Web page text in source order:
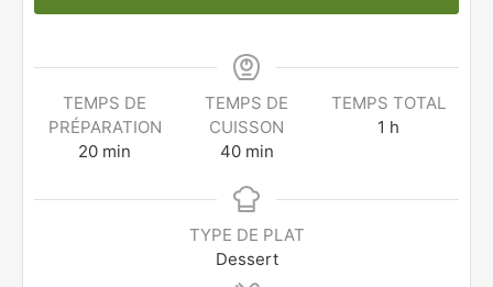
TEMPS DE
PRÉPARATION
20 min
TEMPS DE
CUISSON
40 min
TEMPS TOTAL
1 h
TYPE DE PLAT
Dessert